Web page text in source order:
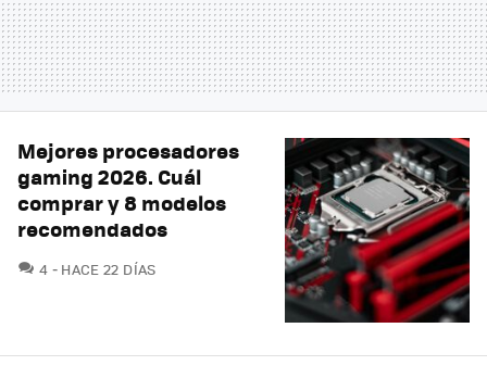
Mejores procesadores
gaming 2026. Cuál
comprar y 8 modelos
recomendados
4 COMENTARIOS
HACE 22 DÍAS